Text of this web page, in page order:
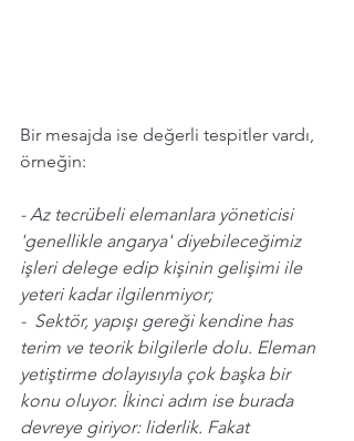
Bir mesajda ise değerli tespitler vardı,
örneğin:
- Az tecrübeli elemanlara yöneticisi
'genellikle angarya' diyebileceğimiz
işleri delege edip kişinin gelişimi ile
yeteri kadar ilgilenmiyor;
-  Sektör, yapışı gereği kendine has
terim ve teorik bilgilerle dolu. Eleman
yetiştirme dolayısıyla çok başka bir
konu oluyor. İkinci adım ise burada
devreye giriyor: liderlik. Fakat